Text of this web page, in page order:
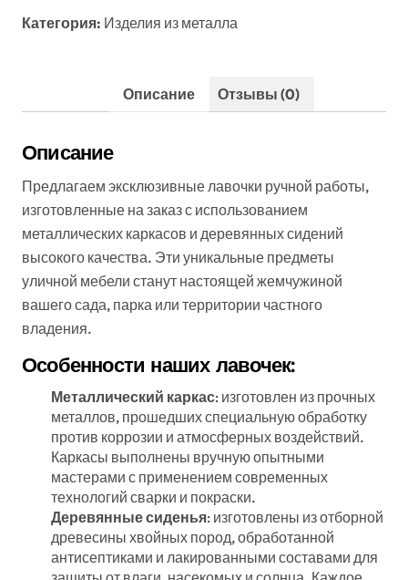
Категория: Изделия из металла
Описание Отзывы (0)
Описание
Предлагаем эксклюзивные лавочки ручной работы,
изготовленные на заказ с использованием
металлических каркасов и деревянных сидений
высокого качества. Эти уникальные предметы
уличной мебели станут настоящей жемчужиной
вашего сада, парка или территории частного
владения.
Особенности наших лавочек:
Металлический каркас: изготовлен из прочных
металлов, прошедших специальную обработку
против коррозии и атмосферных воздействий.
Каркасы выполнены вручную опытными
мастерами с применением современных
технологий сварки и покраски.
Деревянные сиденья: изготовлены из отборной
древесины хвойных пород, обработанной
антисептиками и лакированными составами для